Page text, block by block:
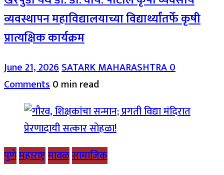
व्यवस्थापन महाविद्यालयाच्या विद्यार्थ्यांतर्फे कृषी
प्रात्यक्षिक कार्यक्रम
June 21, 2026SATARK MAHARASHTRA0
Comments0 min read
पुणेमहाराष्ट्रमावळसामाजिक